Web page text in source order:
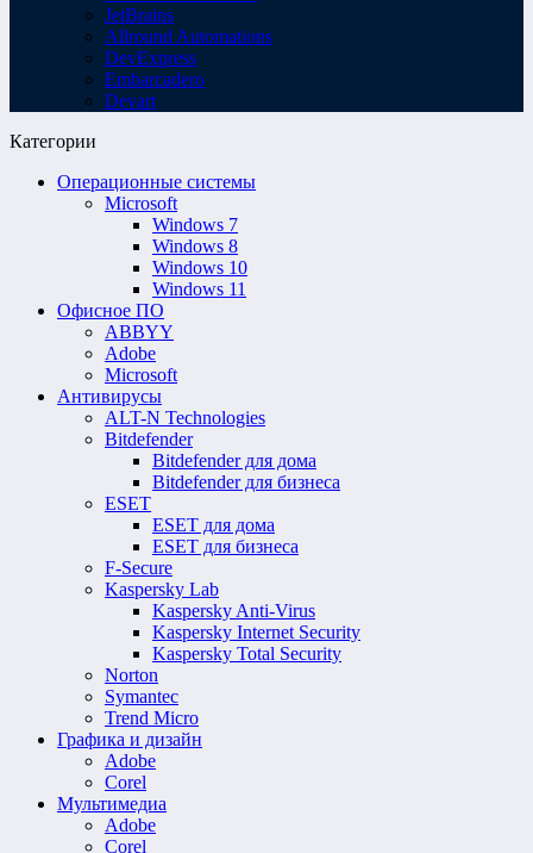
JetBrains
Allround Automations
DevExpress
Embarcadero
Devart
Категории
Операционные системы
Microsoft
Windows 7
Windows 8
Windows 10
Windows 11
Офисное ПО
ABBYY
Adobe
Microsoft
Антивирусы
ALT-N Technologies
Bitdefender
Bitdefender для дома
Bitdefender для бизнеса
ESET
ESET для дома
ESET для бизнеса
F-Secure
Kaspersky Lab
Kaspersky Anti-Virus
Kaspersky Internet Security
Kaspersky Total Security
Norton
Symantec
Trend Micro
Графика и дизайн
Adobe
Corel
Мультимедиа
Adobe
Corel